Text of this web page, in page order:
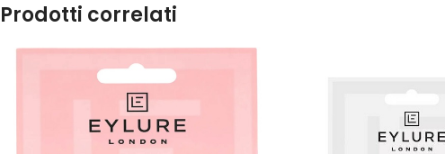
Prodotti correlati